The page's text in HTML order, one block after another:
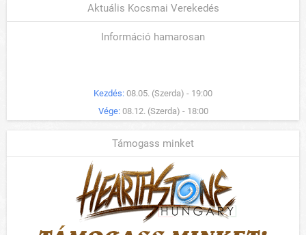
Aktuális Kocsmai Verekedés
Információ hamarosan
Kezdés: 08.05. (Szerda) - 19:00
Vége: 08.12. (Szerda) - 18:00
Támogass minket